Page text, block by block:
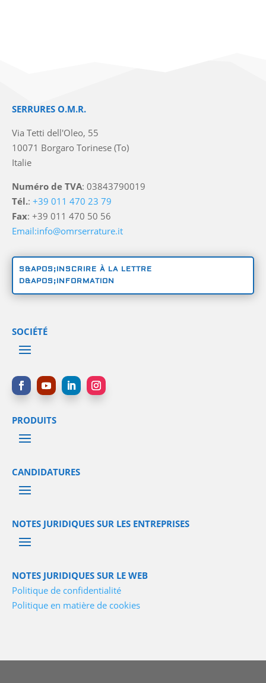
SERRURES O.M.R.
Via Tetti dell'Oleo, 55
10071 Borgaro Torinese (To)
Italie
Numéro de TVA: 03843790019
Tél.:+39 011 470 23 79
Fax: +39 011 470 50 56
Email:info@omrserrature.it
S&APOS;INSCRIRE À LA LETTRE
D&APOS;INFORMATION
SOCIÉTÉ
PRODUITS
CANDIDATURES
NOTES JURIDIQUES SUR LES ENTREPRISES
NOTES JURIDIQUES SUR LE WEB
Politique de confidentialité
Politique en matière de cookies